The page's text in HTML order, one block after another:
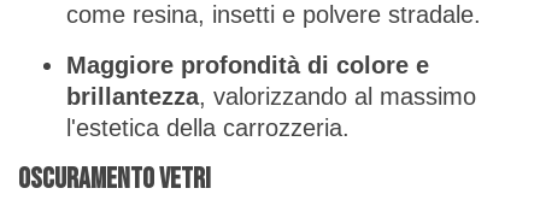
come resina, insetti e polvere stradale.
Maggiore profondità di colore e
brillantezza, valorizzando al massimo
l'estetica della carrozzeria.
Oscuramento Vetri